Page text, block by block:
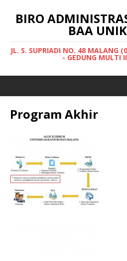
BIRO
BAA
JL. S. SUPRIADI NO. 48 MALANG
- GEDUNG MULTI
Program Akhir